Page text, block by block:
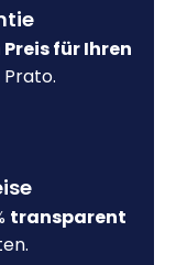
für Ihren
transparent